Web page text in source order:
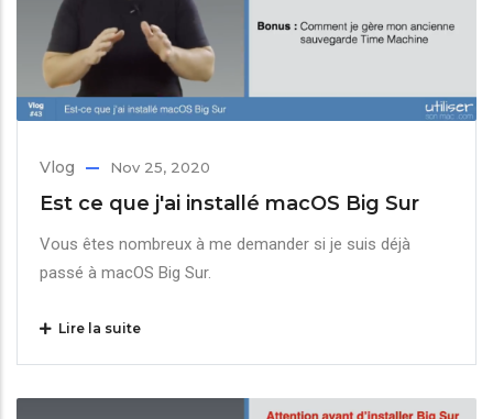
Vlog Nov 25, 2020
Est ce que j'ai installé macOS Big Sur
Vous êtes nombreux à me demander si je suis déjà
passé à macOS Big Sur.
Lire la suite